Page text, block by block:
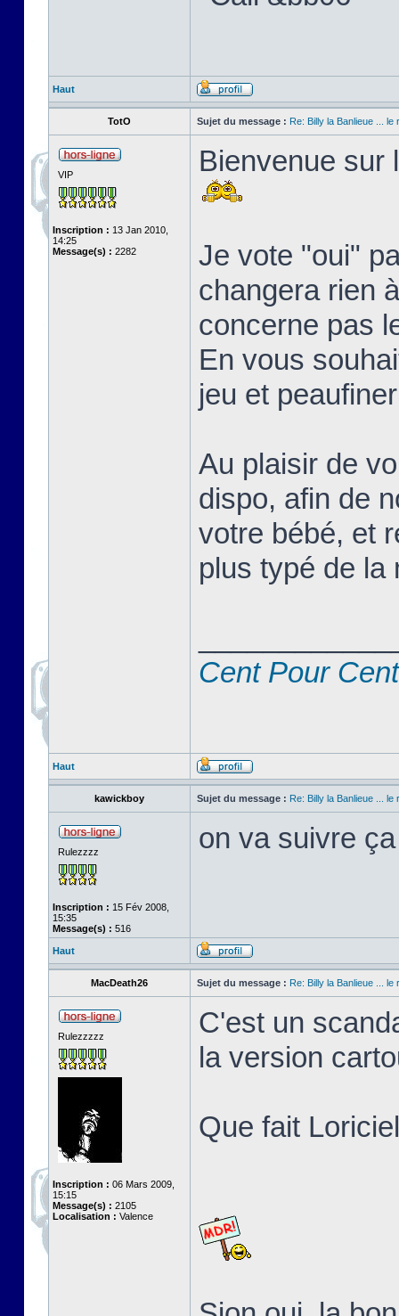
Haut
TotO Sujet du message : Re: Billy la Banlieue ... le
VIP
Inscription : 13 Jan 2010,
14:25
Message(s) : 2282
Bienvenue sur
Je vote "oui"
changera rien
concerne pas
En vous
jeu et
Au plaisir de
dispo, afin de
votre bébé, et
plus typé de la
Cent Pour Cent
Haut
kawickboy Sujet du message : Re: Billy la Banlieue ... le
Rulezzzz
Inscription : 15 Fév 2008,
15:35
Message(s) : 516
on va suivre
Haut
MacDeath26 Sujet du message : Re: Billy la Banlieue ... le
Rulezzzzz
Inscription : 06 Mars 2009,
15:15
Message(s) : 2105
Localisation : Valence
C'est un
la version
Que fait